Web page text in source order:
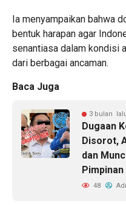
Ia menyampaikan bahwa
bentuk harapan agar
senantiasa dalam kondisi
dari berbagai ancaman.
Baca Juga
3 bulan
Dugaan
Disorot,
dan
Pimpinan
48